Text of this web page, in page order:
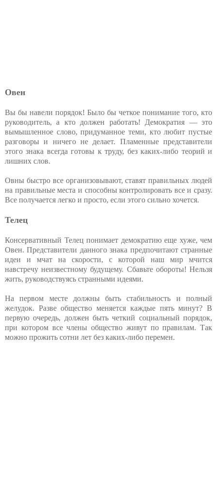
Овен
Вы бы навели порядок! Было бы четкое понимание того, кто
руководитель, а кто должен работать! Демократия — это
вымышленное слово, придуманное теми, кто любит пустые
разговоры и ничего не делает. Пламенные представители
этого знака всегда готовы к труду, без каких-либо теорий и
лишних слов.
Овны быстро все организовывают, ставят правильных людей
на правильные места и способны контролировать все и сразу.
Все получается легко и просто, если этого сильно хочется.
Телец
Консервативный Телец понимает демократию еще хуже, чем
Овен. Представители данного знака предпочитают странные
идеи и мчат на скорости, с которой наш мир мчится
навстречу неизвестному будущему. Сбавьте обороты! Нельзя
жить, руководствуясь странными идеями.
На первом месте должны быть стабильность и полный
желудок. Разве общество меняется каждые пять минут? В
первую очередь, должен быть четкий социальный порядок,
при котором все члены общество живут по правилам. Так
можно прожить сотни лет без каких-либо перемен.